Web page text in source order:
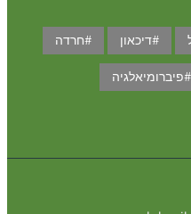
דיכאון חרדה
פיברומיאלגיה